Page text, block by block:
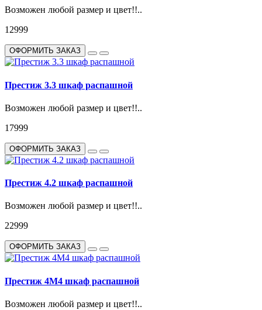
Возможен любой размер и цвет!!..
12999
ОФОРМИТЬ ЗАКАЗ
Престиж 3.3 шкаф распашной
Возможен любой размер и цвет!!..
17999
ОФОРМИТЬ ЗАКАЗ
Престиж 4.2 шкаф распашной
Возможен любой размер и цвет!!..
22999
ОФОРМИТЬ ЗАКАЗ
Престиж 4М4 шкаф распашной
Возможен любой размер и цвет!!..